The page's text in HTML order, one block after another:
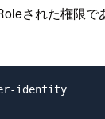
された権限で
identity